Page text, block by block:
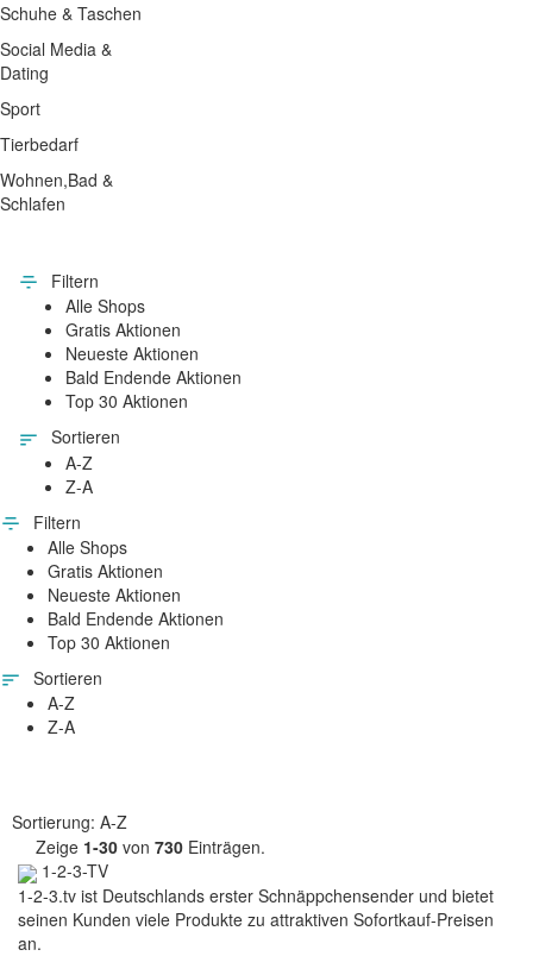
Schuhe & Taschen
Social Media &
Dating
Sport
Tierbedarf
Wohnen,Bad &
Schlafen
Filtern
Alle Shops
Gratis Aktionen
Neueste Aktionen
Bald Endende Aktionen
Top 30 Aktionen
Sortieren
A-Z
Z-A
Filtern
Alle Shops
Gratis Aktionen
Neueste Aktionen
Bald Endende Aktionen
Top 30 Aktionen
Sortieren
A-Z
Z-A
Sortierung: A-Z
Zeige 1-30 von 730 Einträgen.
1-2-3-TV
1-2-3.tv ist Deutschlands erster Schnäppchensender und bietet
seinen Kunden viele Produkte zu attraktiven Sofortkauf-Preisen
an.